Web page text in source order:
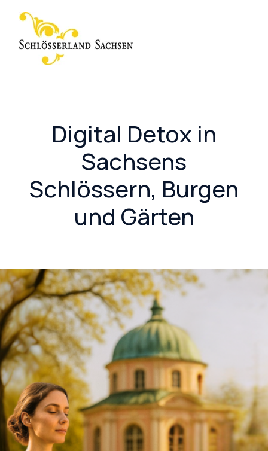
Digital Detox in
Sachsens
Schlössern, Burgen
und Gärten